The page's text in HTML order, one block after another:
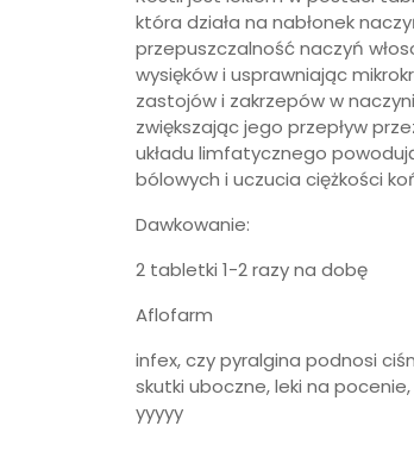
która działa na nabłonek
przepuszczalność naczyń
wysięków i usprawniając
zastojów i zakrzepów w
zwiększając jego przepływ
układu limfatycznego
bólowych i uczucia ciężkości
Dawkowanie:
2 tabletki 1-2 razy na dobę
Aflofarm
infex, czy pyralgina podnosi
skutki uboczne, leki na
yyyyy